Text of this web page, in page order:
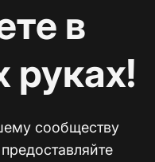
в
сообществу